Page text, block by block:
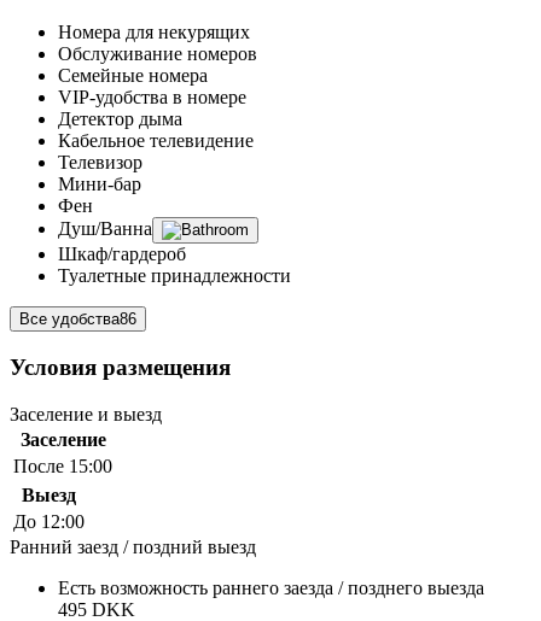
Номера для некурящих
Обслуживание номеров
Семейные номера
VIP-удобства в номере
Детектор дыма
Кабельное телевидение
Телевизор
Мини-бар
Фен
Душ/Ванна
Шкаф/гардероб
Туалетные принадлежности
Все удобства86
Условия размещения
Заселение и выезд
Заселение
После 15:00
Выезд
До 12:00
Ранний заезд / поздний выезд
Есть возможность раннего заезда / позднего выезда
495 DKK